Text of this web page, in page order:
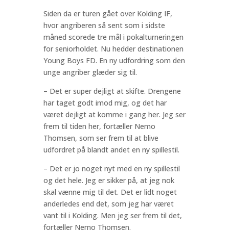
Siden da er turen gået over Kolding IF,
hvor angriberen så sent som i sidste
måned scorede tre mål i pokalturneringen
for seniorholdet. Nu hedder destinationen
Young Boys FD. En ny udfordring som den
unge angriber glæder sig til.
– Det er super dejligt at skifte. Drengene
har taget godt imod mig, og det har
været dejligt at komme i gang her. Jeg ser
frem til tiden her, fortæller Nemo
Thomsen, som ser frem til at blive
udfordret på blandt andet en ny spillestil.
– Det er jo noget nyt med en ny spillestil
og det hele. Jeg er sikker på, at jeg nok
skal vænne mig til det. Det er lidt noget
anderledes end det, som jeg har været
vant til i Kolding. Men jeg ser frem til det,
fortæller Nemo Thomsen.